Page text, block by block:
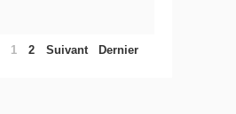
1 2 Suivant Dernier